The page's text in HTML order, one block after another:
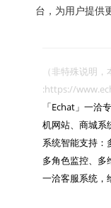
台，为用户提供
（非特殊说明
:https://
「Echat」一洽
机网站、商城系
系统智能支持：
多角色监控、多
一洽客服系统，